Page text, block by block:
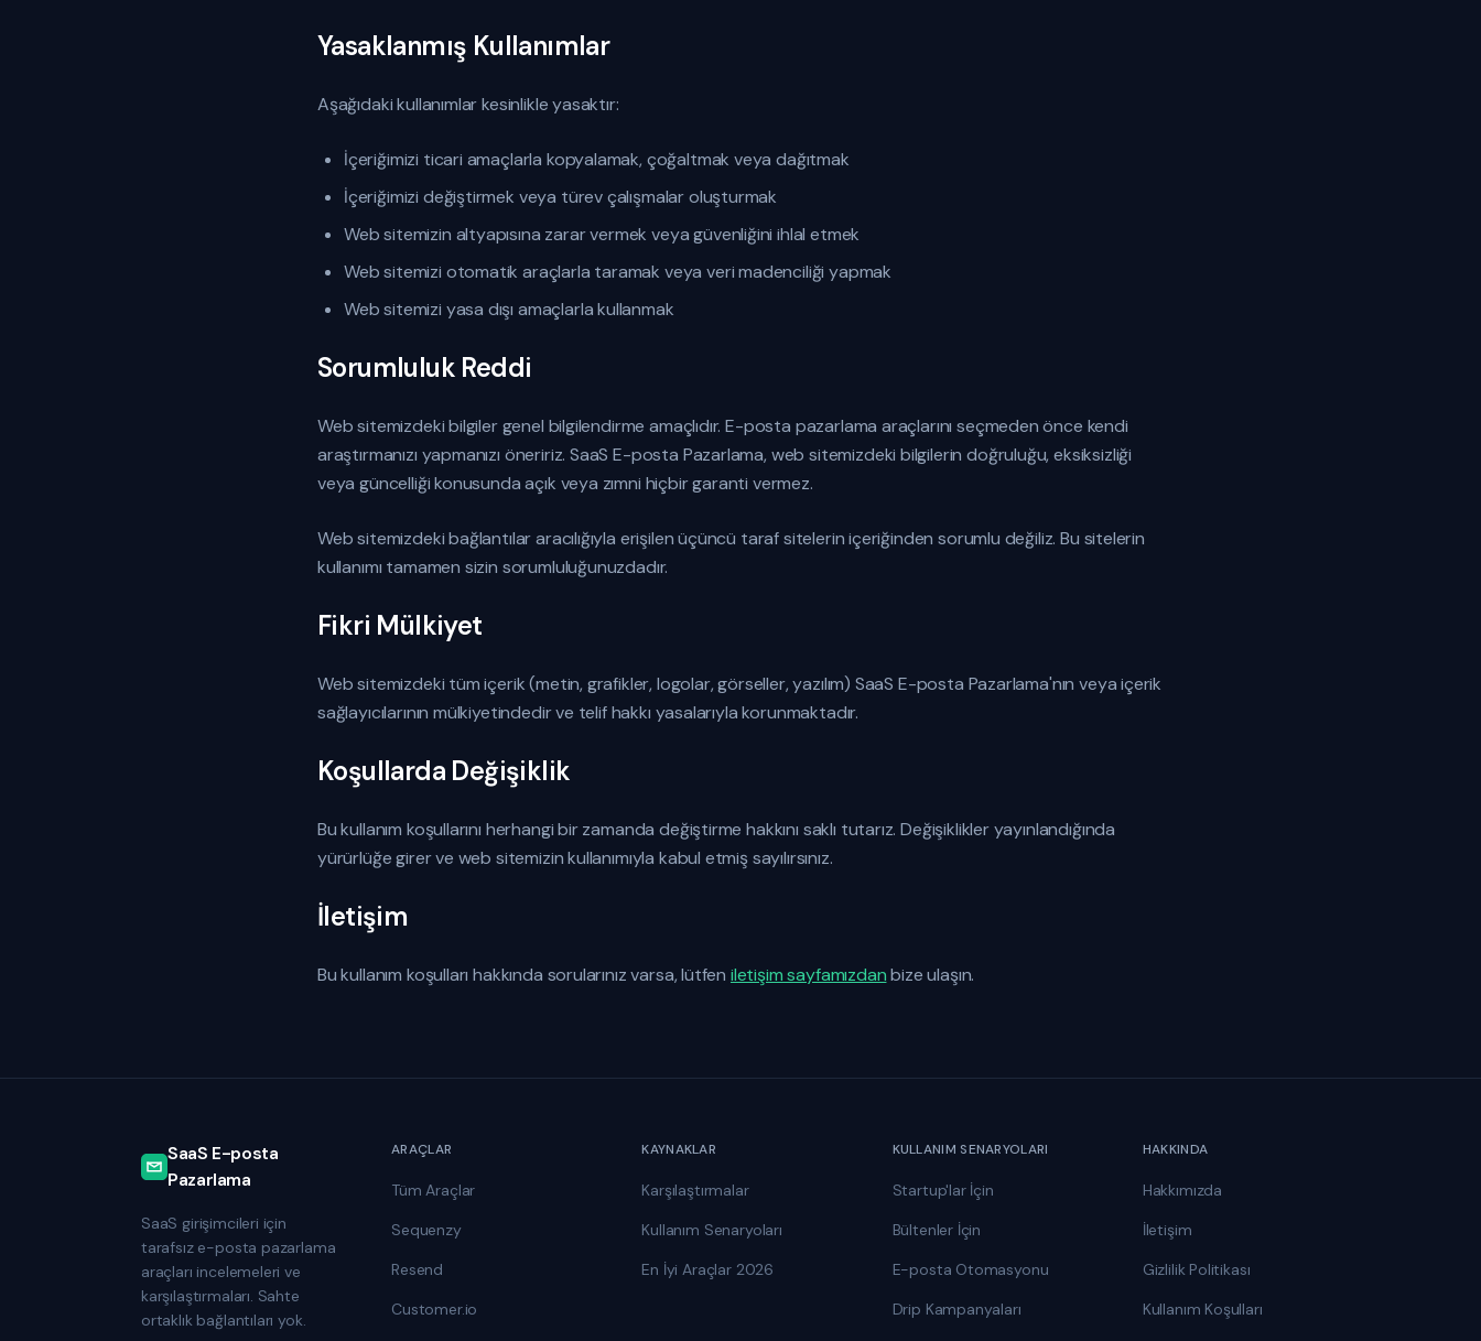
Yasaklanmış Kullanımlar
Aşağıdaki kullanımlar kesinlikle yasaktır:
İçeriğimizi ticari amaçlarla kopyalamak, çoğaltmak veya dağıtmak
İçeriğimizi değiştirmek veya türev çalışmalar oluşturmak
Web sitemizin altyapısına zarar vermek veya güvenliğini ihlal etmek
Web sitemizi otomatik araçlarla taramak veya veri madenciliği yapmak
Web sitemizi yasa dışı amaçlarla kullanmak
Sorumluluk Reddi
Web sitemizdeki bilgiler genel bilgilendirme amaçlıdır. E-posta pazarlama araçlarını seçmeden önce kendi
araştırmanızı yapmanızı öneririz. SaaS E-posta Pazarlama, web sitemizdeki bilgilerin doğruluğu, eksiksizliği
veya güncelliği konusunda açık veya zımni hiçbir garanti vermez.
Web sitemizdeki bağlantılar aracılığıyla erişilen üçüncü taraf sitelerin içeriğinden sorumlu değiliz. Bu sitelerin
kullanımı tamamen sizin sorumluluğunuzdadır.
Fikri Mülkiyet
Web sitemizdeki tüm içerik (metin, grafikler, logolar, görseller, yazılım) SaaS E-posta Pazarlama'nın veya içerik
sağlayıcılarının mülkiyetindedir ve telif hakkı yasalarıyla korunmaktadır.
Koşullarda Değişiklik
Bu kullanım koşullarını herhangi bir zamanda değiştirme hakkını saklı tutarız. Değişiklikler yayınlandığında
yürürlüğe girer ve web sitemizin kullanımıyla kabul etmiş sayılırsınız.
İletişim
Bu kullanım koşulları hakkında sorularınız varsa, lütfen iletişim sayfamızdanbize ulaşın.
SaaS E-posta
Pazarlama
SaaS girişimcileri için
tarafsız e-posta pazarlama
araçları incelemeleri ve
karşılaştırmaları. Sahte
ortaklık bağlantıları yok.
ARAÇLAR
Tüm Araçlar
Sequenzy
Resend
Customer.io
KAYNAKLAR
Karşılaştırmalar
Kullanım Senaryoları
En İyi Araçlar 2026
KULLANIM SENARYOLARI
Startup'lar İçin
Bültenler İçin
E-posta Otomasyonu
Drip Kampanyaları
HAKKINDA
Hakkımızda
İletişim
Gizlilik Politikası
Kullanım Koşulları